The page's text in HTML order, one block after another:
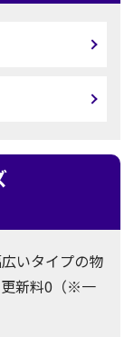
いタイプの物
更新料0（※一